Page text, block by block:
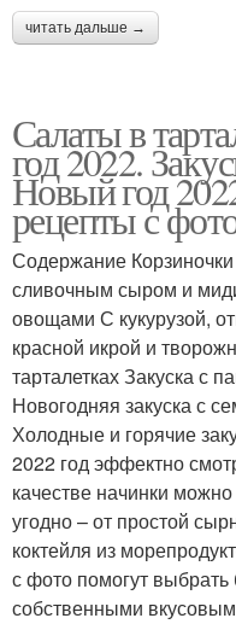
читать дальше →
Салаты в
год 2022.
Новый год
рецепты с
Содержание
сливочным сыром и
овощами С кукурузой,
красной икрой и
тарталетках Закуска с
Новогодняя закуска с
Холодные и горячие
2022 год эффектно
качестве начинки
угодно – от простой
коктейля из
с фото помогут выбрать
собственными